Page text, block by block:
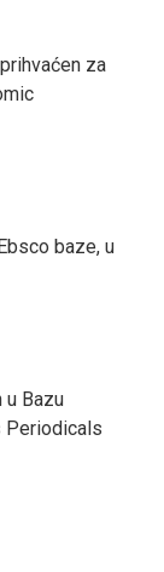
za
baze, u
u Bazu
Periodicals